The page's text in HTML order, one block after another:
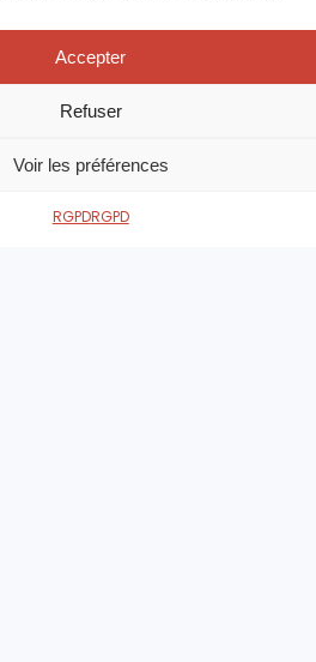
Accepter
Refuser
Voir les préférences
RGPDRGPD